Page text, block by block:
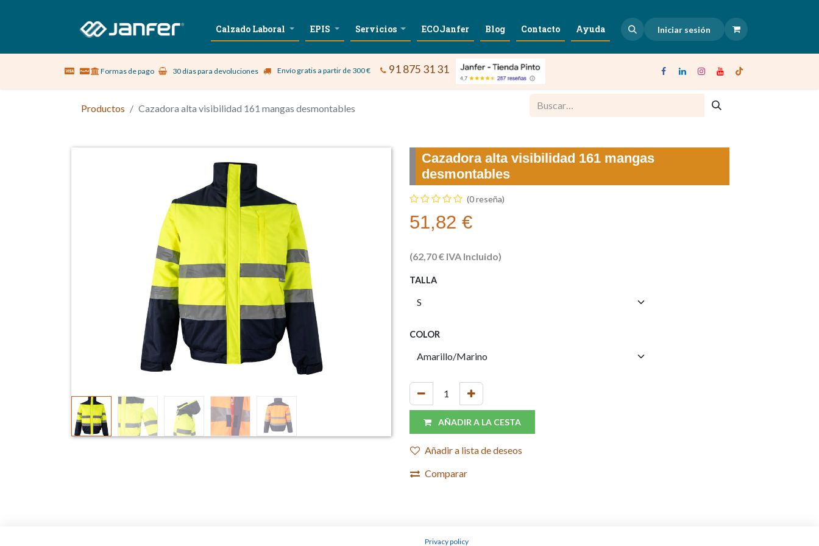
Sobre nosotros Vestuario Laboral Calzado Laboral EPIS Servicios ECOJanfer Blog Contacto Ayuda Iniciar sesión
Formas de pago 30 días para devoluciones Envío gratis a partir de 300 € 91 875 31 31
Productos Cazadora alta visibilidad 161 mangas desmontables
Cazadora alta visibilidad 161 mangas
desmontables
(0 reseña)
51,82 €
(62,70€ IVA Incluido)
TALLA
COLOR
AÑADIR A LA CESTA
Añadir a lista de deseos
Comparar
Privacy policy